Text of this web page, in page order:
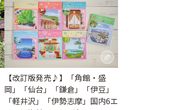
【改訂版発売♪】「角館・盛
岡」「仙台」「鎌倉」「伊豆」
「軽井沢」「伊勢志摩」国内6エ